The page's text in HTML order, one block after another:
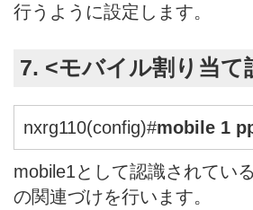
行うように設定します。
7. <モバイル割り当て
nxrg110(config)#mobile 1
mobile1として認識されてい
の関連づけを行います。